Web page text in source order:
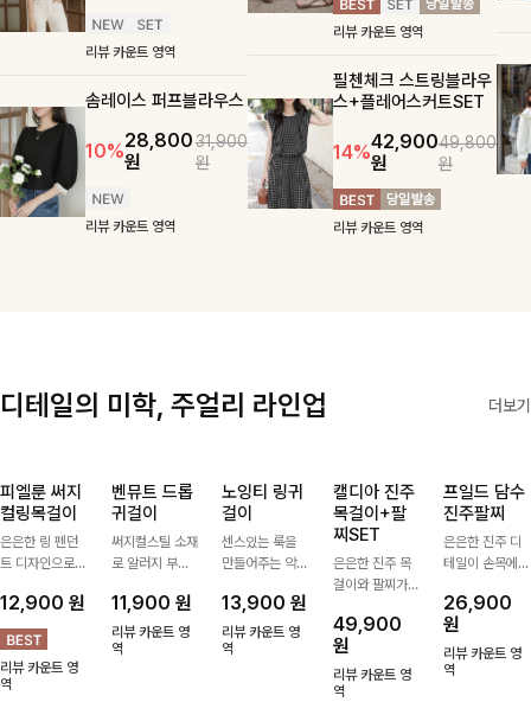
리뷰 카운트 영역
솜레이스 퍼프블라우스
10%28,800
원
31,900
원
리뷰 카운트 영역
리뷰 카운트 영역
필첸체크 스트링블라우
스+플레어스커트SET
14%42,900
원
49,800
원
리뷰 카운트 영역
디테일의 미학, 주얼리 라인업 더보기
피엘룬 써지
컬링목걸이
은은한 링 펜던
트 디자인으로
써지컬스틸 소재
로 변색 걱정 없
이 데일리로 착
용하기 좋아요-
12,900 원
리뷰 카운트 영
역
벤뮤트 드롭
귀걸이
써지컬스틸 소재
로 알러지 부담
착용하기 좋은
귀걸이예요부드
러운 곡선의 드
11,900 원
리뷰 카운트 영
역
노잉티 링귀
걸이
센스있는 룩을
만들어주는 악세
인의 링 귀걸이
로 매일 손이 가
요-
13,900원
리뷰 카운트 영
역
캘디아 진주
목걸이+팔
찌SET
은은한 진주 목
걸이와 팔찌가
한 번에 완성도
높은 스타일링을
연출해주는 아이
템 🤍 데일리룩
49,900
원
리뷰 카운트 영
역
프일드 담수
진주팔찌
은은한 진주 디
테일이 손목에
트를 더해주는
팔찌 🤍 심플하
면서도 우아한
디자인으로 데일
26,900
원
리뷰 카운트 영
역